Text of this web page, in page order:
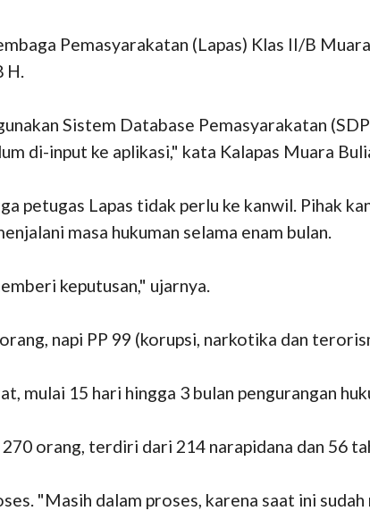
Pemasyarakatan (Lapas) Klas II/B
H.
Sistem Database Pemasyarakatan
di-input ke aplikasi," kata Kalapas Muara
petugas Lapas tidak perlu ke kanwil. Pihak
masa hukuman selama enam bulan.
keputusan," ujarnya.
napi PP 99 (korupsi, narkotika dan
mulai 15 hari hingga 3 bulan pengurangan
orang, terdiri dari 214 narapidana dan 56
"Masih dalam proses, karena saat ini